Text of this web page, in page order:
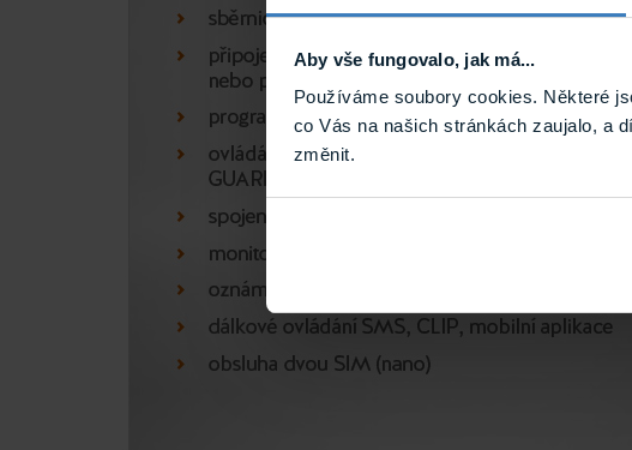
Aby vše fungovalo, jak má...
Používáme soubory cookies. Některé
co Vás na našich stránkách zaujalo, a
změnit.